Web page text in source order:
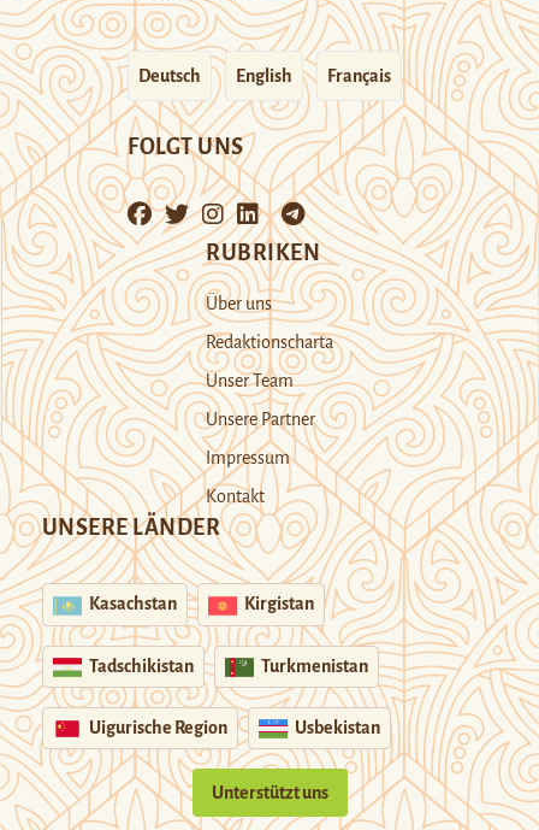
Deutsch English Français
FOLGT UNS
RUBRIKEN
Über uns
Redaktionscharta
Unser Team
Unsere Partner
Impressum
Kontakt
UNSERE LÄNDER
Kasachstan Kirgistan
Tadschikistan Turkmenistan
Uigurische Region Usbekistan
Unterstützt uns